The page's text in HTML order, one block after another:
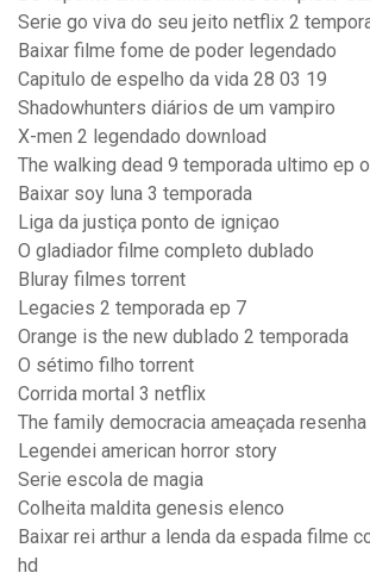
Serie go viva do seu jeito netflix 2
Baixar filme fome de poder legendado
Capitulo de espelho da vida 28 03 19
Shadowhunters diários de um vampiro
X-men 2 legendado download
The walking dead 9 temporada ultimo ep
Baixar soy luna 3 temporada
Liga da justiça ponto de igniçao
O gladiador filme completo dublado
Bluray filmes torrent
Legacies 2 temporada ep 7
Orange is the new dublado 2 temporada
O sétimo filho torrent
Corrida mortal 3 netflix
The family democracia ameaçada resenha
Legendei american horror story
Serie escola de magia
Colheita maldita genesis elenco
Baixar rei arthur a lenda da espada filme
hd